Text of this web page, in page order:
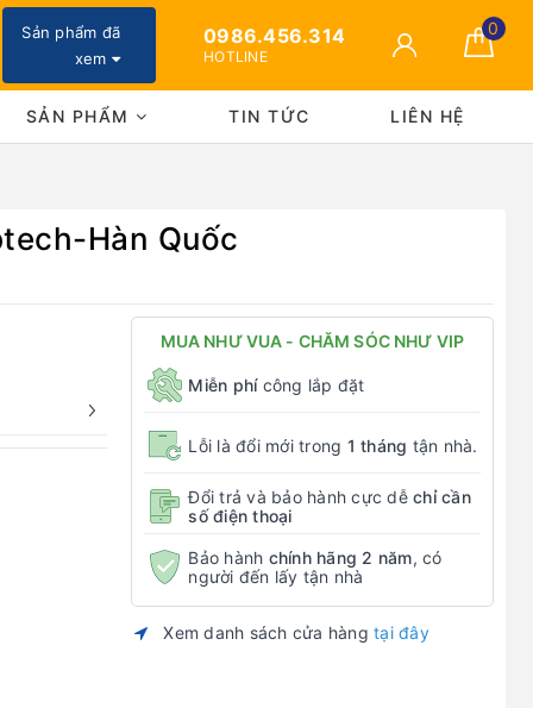
Sản phẩm đã
xem
0986.456.314
HOTLINE
0
SẢN PHẨM TIN TỨC LIÊN HỆ
Hàn Quốc
MUA NHƯ VUA - CHĂM SÓC NHƯ VIP
Miễn phícông lắp đặt
Lỗi là đổi mới trong 1 tháng tận nhà.
Đổi trả và bảo hành cực dễ chỉ cần
số điện thoại
Bảo hành chính hãng 2 năm, có
người đến lấy tận nhà
Xem danh sách cửa hàng tại đây